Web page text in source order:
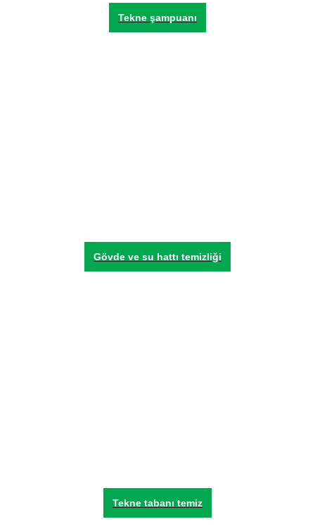
Tekne şampuanı
Gövde ve su hattı temizliği
Tekne tabanı temiz